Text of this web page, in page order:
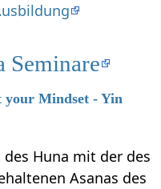
Seminare
your Mindset - Yin
Huna mit der des
Asanas des